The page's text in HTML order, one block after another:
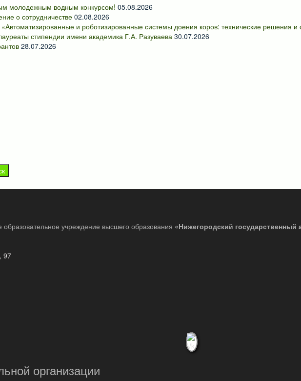
молодежным водным конкурсом! 05.08.2026
о сотрудничестве 02.08.2026
и роботизированные системы доения коров: технические решения и
стипендии имени академика Г.А. Разуваева 30.07.2026
28.07.2026
учреждение высшего образования «Нижегородский государственный
97
организации